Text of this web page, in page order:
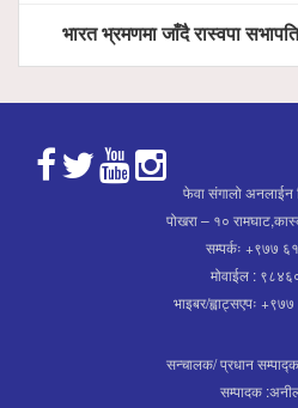
भारत भ्रमणमा जाँदै रास्वपा
फेवा संगालो अनलाईन
पोखरा – १०
सम्पर्कः +९७७
मोवाईल :
भाइबर/ह्वाट्सएपः
सन्चालक/ प्रधान
सम्पादक